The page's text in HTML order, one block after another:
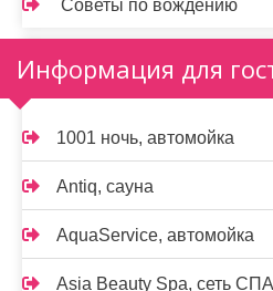
Советы по вождению
Информация для
1001 ночь, автомойка
Antiq, сауна
AquaService, автомойка
Asia Beauty Spa, сеть